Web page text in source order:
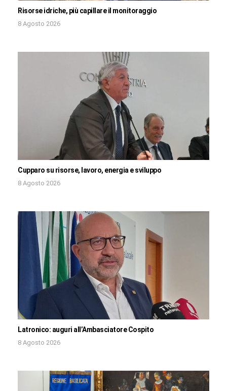
Risorse idriche, più capillare il monitoraggio
8 Agosto 2026
Cupparo su risorse, lavoro, energia e sviluppo
8 Agosto 2026
Latronico: auguri all’Ambasciatore Cospito
8 Agosto 2026